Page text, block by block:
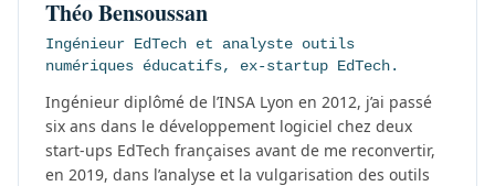
Théo Bensoussan
Ingénieur EdTech et analyste outils
numériques éducatifs, ex-startup EdTech.
Ingénieur diplômé de l’INSA Lyon en 2012, j’ai passé
six ans dans le développement logiciel chez deux
start-ups EdTech françaises avant de me reconvertir,
en 2019, dans l’analyse et la vulgarisation des outils